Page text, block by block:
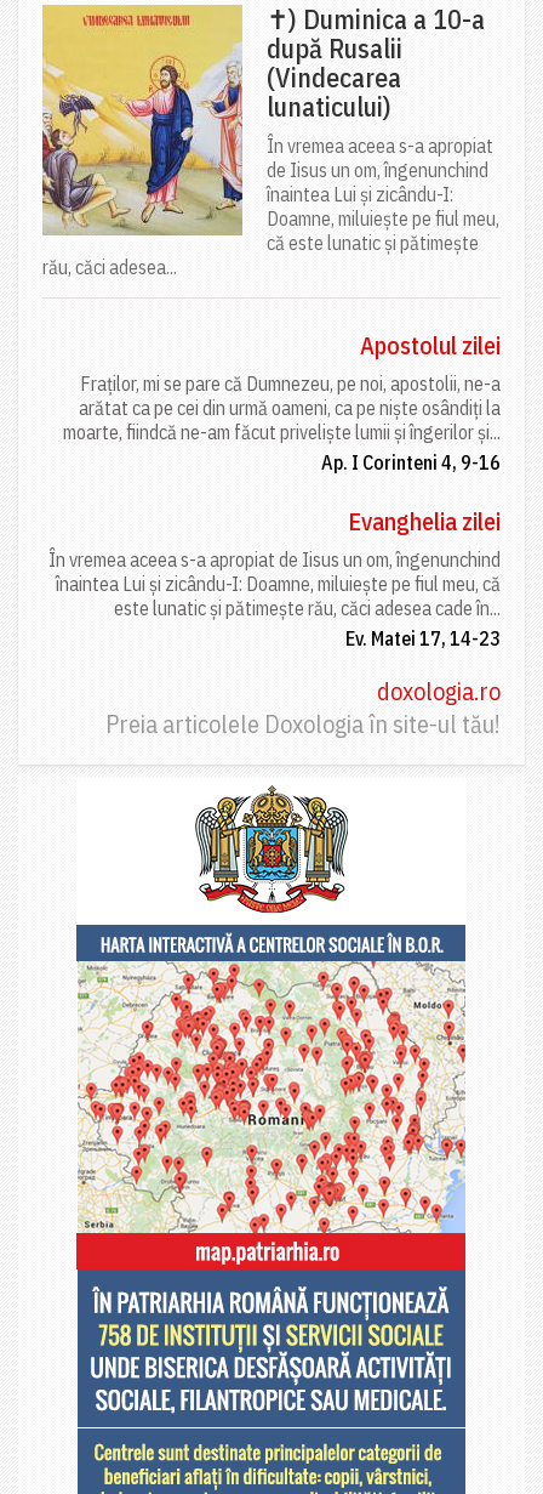
✝) Duminica a 10-a
după Rusalii
(Vindecarea
lunaticului)
În vremea aceea s-a apropiat
de Iisus un om, îngenunchind
înaintea Lui și zicându-I:
Doamne, miluiește pe fiul meu,
că este lunatic și pătimește
rău, căci adesea...
Apostolul zilei
Fraților, mi se pare că Dumnezeu, pe noi, apostolii, ne-a
arătat ca pe cei din urmă oameni, ca pe niște osândiți la
moarte, fiindcă ne-am făcut priveliște lumii și îngerilor și...
Ap. I Corinteni 4, 9-16
Evanghelia zilei
În vremea aceea s-a apropiat de Iisus un om, îngenunchind
înaintea Lui și zicându-I: Doamne, miluiește pe fiul meu, că
este lunatic și pătimește rău, căci adesea cade în...
Ev. Matei 17, 14-23
doxologia.ro
Preia articolele Doxologia în site-ul tău!